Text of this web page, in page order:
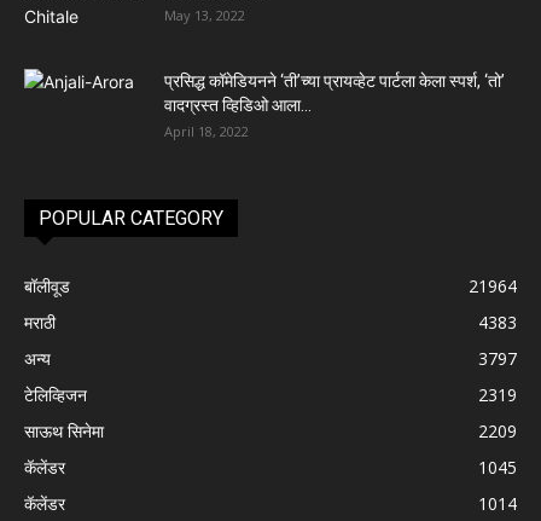
May 13, 2022
प्रसिद्ध कॉमेडियनने ‘ती’च्या प्रायव्हेट पार्टला केला स्पर्श, ‘तो’
वादग्रस्त व्हिडिओ आला...
April 18, 2022
POPULAR CATEGORY
बॉलीवूड
21964
मराठी
4383
अन्य
3797
टेलिव्हिजन
2319
साऊथ सिनेमा
2209
कॅलेंडर
1045
कॅलेंडर
1014